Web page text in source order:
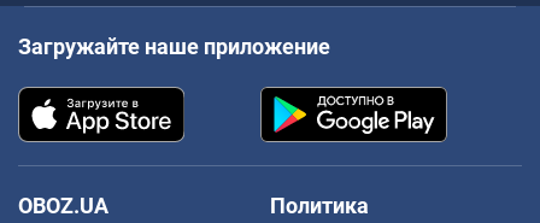
Загружайте наше приложение
OBOZ.UA
Политика